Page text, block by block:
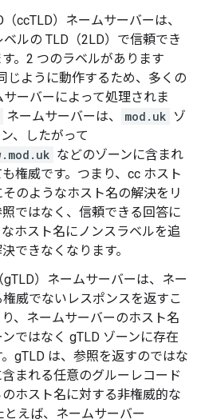
ccTLD）ネームサーバーは、
ルの TLD（2LD）で信頼でき
。2 つのラベルがあります
じように動作するため、多くの
ーバーによって処理されま
ネームサーバーは、 mod.uk ゾ
、したがって
などのゾーンに含まれ
権威です。つまり、cc ホスト
のようなホスト名の解決をリ
ではなく、信頼できる回答に
ホスト名にノンスラベルを追
できなくなります。
）ネームサーバーは、ネー
威でないレスポンスを返すこ
、ネームサーバーのホスト名
ではなく gTLD ゾーンに存在
gTLD は、参照を返すのではな
まれる任意のグルーレコード
ホスト名に対する非権威的な
とえば、ネームサーバー